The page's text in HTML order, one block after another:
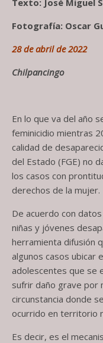
Fotografía: Oscar
28 de abril de 2022
Chilpancingo
En lo que va del año
feminicidio mientras
calidad de
del Estado (FGE) no
los casos con
derechos de la mujer.
De acuerdo con
niñas y jóvenes
herramienta difusión
algunos casos ubicar
adolescentes que se
sufrir daño grave por
circunstancia donde
ocurrido en territorio
Es decir, es el